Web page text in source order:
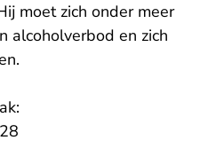
moet zich onder meer
alcoholverbod en zich